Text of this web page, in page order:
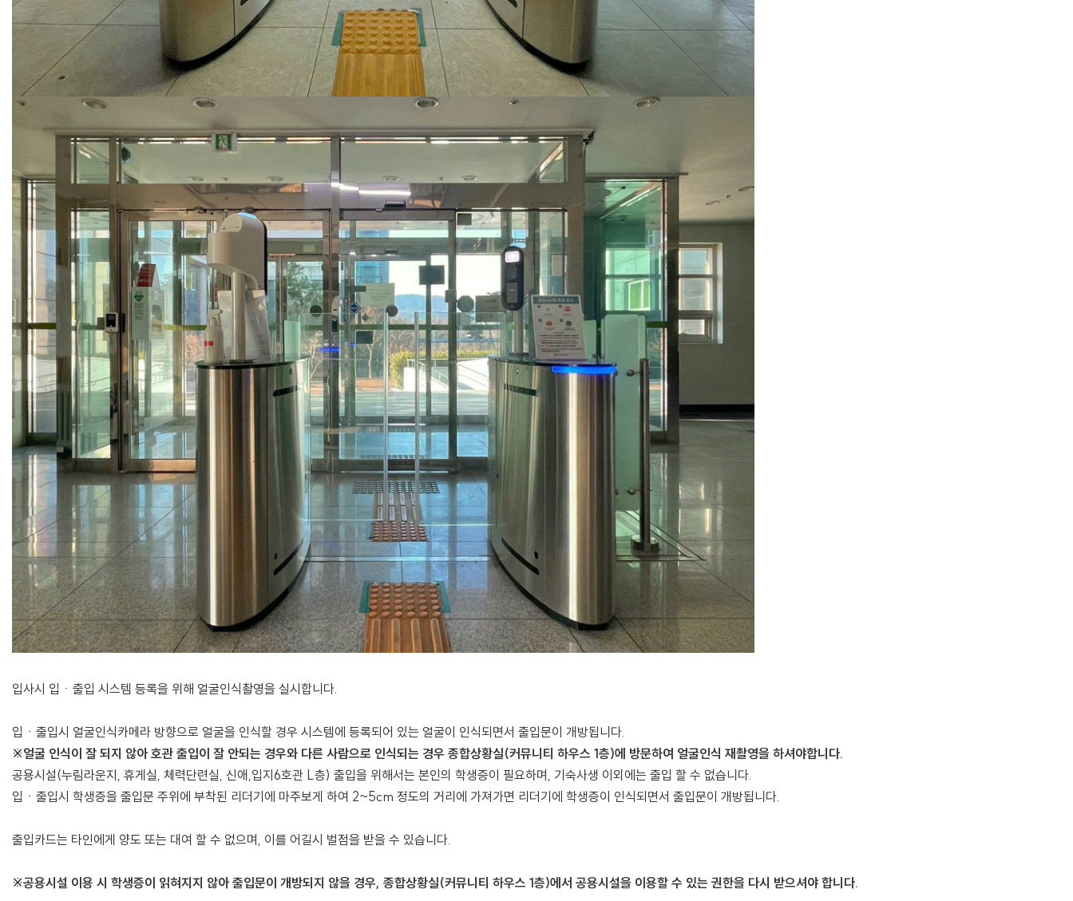
입사시 입ㆍ출입 시스템 등록을 위해 얼굴인식촬영을 실시합니다.
입ㆍ출입시 얼굴인식카메라 방향으로 얼굴을 인식할 경우 시스템에 등록되어 있는 얼굴이 인식되면서 출입문이 개방됩니다.
※얼굴 인식이 잘 되지 않아 호관 출입이 잘 안되는 경우와 다른 사람으로 인식되는 경우 종합상황실(커뮤니티 하우스 1층)에 방문하여 얼굴인식 재촬영을 하셔야합니다.
공용시설(누림라운지, 휴게실, 체력단련실, 신애,입지6호관 L층) 출입을 위해서는 본인의 학생증이 필요하며, 기숙사생 이외에는 출입 할 수 없습니다.
입ㆍ출입시 학생증을 출입문 주위에 부착된 리더기에 마주보게 하여 2~5cm 정도의 거리에 가져가면 리더기에 학생증이 인식되면서 출입문이 개방됩니다.
출입카드는 타인에게 양도 또는 대여 할 수 없으며, 이를 어길시 벌점을 받을 수 있습니다.
※공용시설 이용 시 학생증이 읽혀지지 않아 출입문이 개방되지 않을 경우, 종합상황실(커뮤니티 하우스 1층)에서 공용시설을 이용할 수 있는 권한을 다시 받으셔야 합니다.